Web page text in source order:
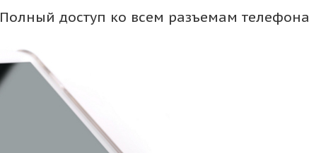
Полный доступ ко всем разъемам телефона